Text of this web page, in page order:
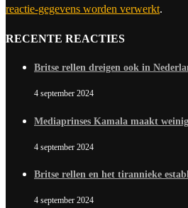
reactie-gegevens worden verwerkt.
RECENTE REACTIES
Britse rellen dreigen ook in
4 september 2024
Mediaprinses Kamala maakt
4 september 2024
Britse rellen en het tirannieke
4 september 2024